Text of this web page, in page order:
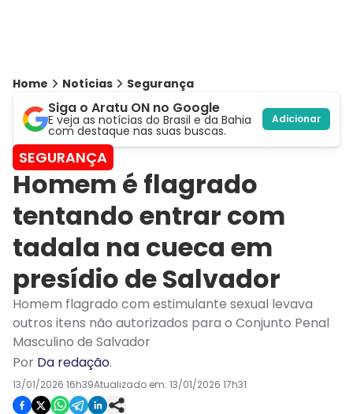
Home Notícias Segurança
Siga o Aratu ON no Google
E veja as notícias do Brasil e da Bahia
com destaque nas suas buscas.
Adicionar
SEGURANÇA
Homem é flagrado
tentando entrar com
tadala na cueca em
presídio de Salvador
Homem flagrado com estimulante sexual levava
outros itens não autorizados para o Conjunto Penal
Masculino de Salvador
Por Da redação.
13/01/2026 16h39Atualizado em: 13/01/2026 17h31